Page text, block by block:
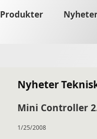
Produkter
Nyheter
Mini Controller
1/25/2008